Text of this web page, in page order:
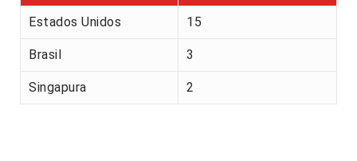
Estados Unidos 15
Brasil 3
Singapura 2